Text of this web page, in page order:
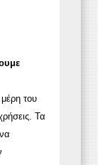
του
Τα